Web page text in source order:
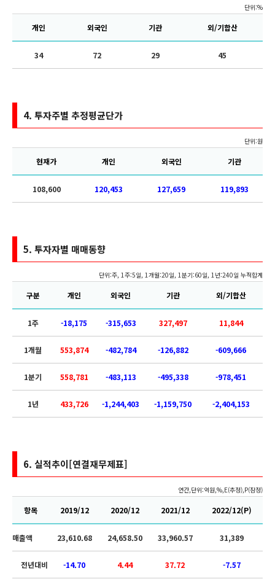
단위:%
개인 외국인 기관 외/기합산
34 72 29 45
4. 투자주별 추정평균단가
단위:원
현재가 개인 외국인 기관
108,600 120,453 127,659 119,893
5. 투자자별 매매동향
단위:주, 1주:5일, 1개월:20일, 1분기:60일, 1년:240일 누적합계
구분 개인 외국인 기관 외/기합산
1주 -18,175 -315,653 327,497 11,844
1개월 553,874 -482,784 -126,882 -609,666
1분기 558,781 -483,113 -495,338 -978,451
1년 433,726 -1,244,403 -1,159,750 -2,404,153
6. 실적추이[연결재무제표]
연간,단위:억원,%,E(추정),P(잠정)
항목 2019/12 2020/12 2021/12 2022/12(P)
매출액 23,610.68 24,658.50 33,960.57 31,389
전년대비 -14.70 4.44 37.72 -7.57